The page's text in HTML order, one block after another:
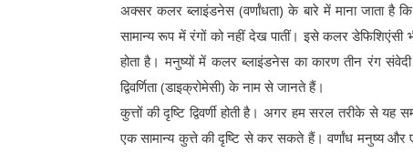
अक्सर कलर ब्लाइंडनेस (वर्णांधता) के बारे में माना जाता
सामान्य रूप में रंगों को नहीं देख पातीं। इसे कलर
होता है। मनुष्यों में कलर ब्लाइंडनेस का कारण तीन रंग
द्विवर्णिता (डाइक्रोमेसी) के नाम से जानते हैं।
कुत्तों की दृष्टि द्विवर्णी होती है। अगर हम सरल तरीके से
एक सामान्य कुत्ते की दृष्टि से कर सकते हैं। वर्णांध मनुष्य और